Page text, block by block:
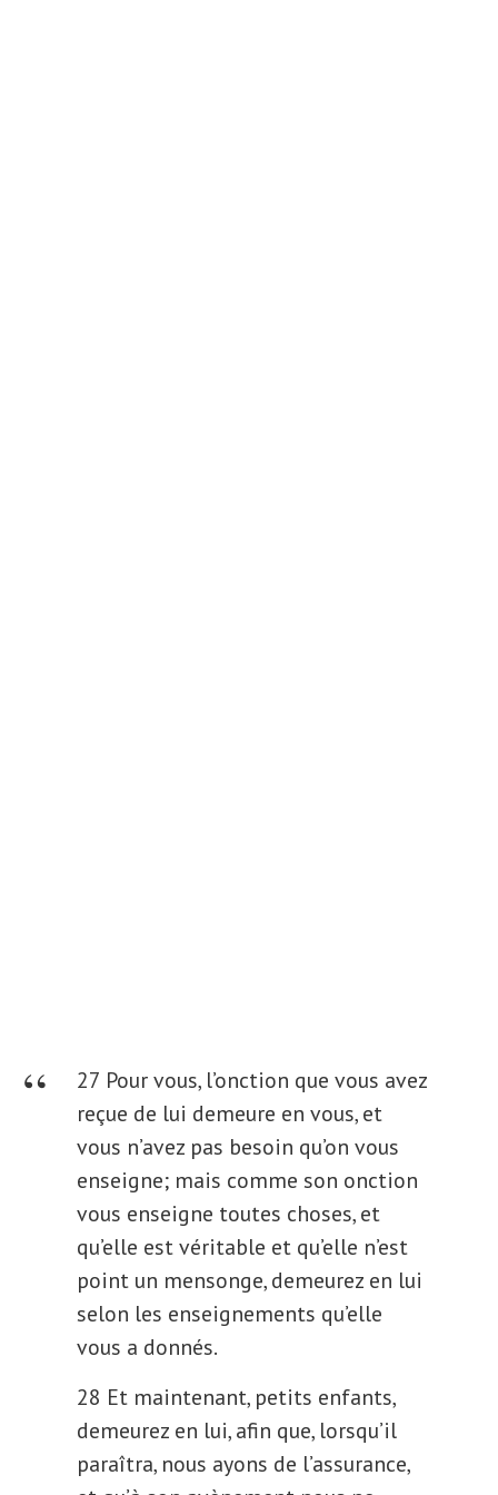
27 Pour vous, l’onction que vous avez
reçue de lui demeure en vous, et
vous n’avez pas besoin qu’on vous
enseigne; mais comme son onction
vous enseigne toutes choses, et
qu’elle est véritable et qu’elle n’est
point un mensonge, demeurez en lui
selon les enseignements qu’elle
vous a donnés.
28 Et maintenant, petits enfants,
demeurez en lui, afin que, lorsqu’il
paraîtra, nous ayons de l’assurance,